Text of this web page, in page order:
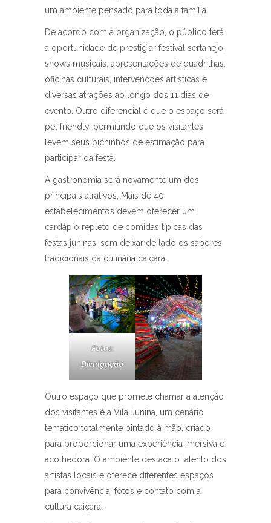
um ambiente pensado para toda a família.
De acordo com a organização, o público terá
a oportunidade de prestigiar festival sertanejo,
shows musicais, apresentações de quadrilhas,
oficinas culturais, intervenções artísticas e
diversas atrações ao longo dos 11 dias de
evento. Outro diferencial é que o espaço será
pet friendly, permitindo que os visitantes
levem seus bichinhos de estimação para
participar da festa.
A gastronomia será novamente um dos
principais atrativos. Mais de 40
estabelecimentos devem oferecer um
cardápio repleto de comidas típicas das
festas juninas, sem deixar de lado os sabores
tradicionais da culinária caiçara.
Fotos:
Divulgação
Outro espaço que promete chamar a atenção
dos visitantes é a Vila Junina, um cenário
temático totalmente pintado à mão, criado
para proporcionar uma experiência imersiva e
acolhedora. O ambiente destaca o talento dos
artistas locais e oferece diferentes espaços
para convivência, fotos e contato com a
cultura caiçara.